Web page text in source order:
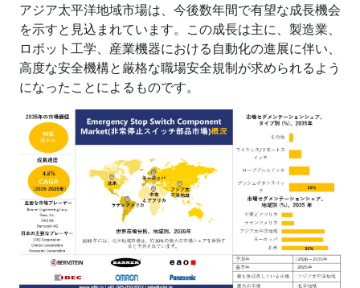
アジア太平洋地域市場は、今後数年間で有望な成長機会
を示すと見込まれています。この成長は主に、製造業、
ロボット工学、産業機器における自動化の進展に伴い、
高度な安全機構と厳格な職場安全規制が求められるよう
になったことによるものです。